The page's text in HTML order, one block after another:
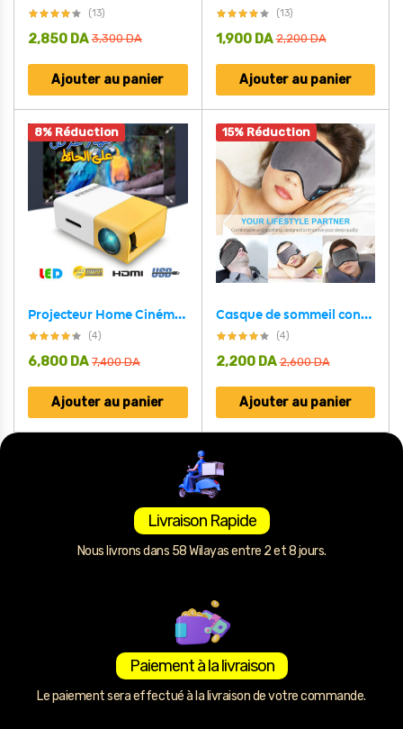
(13)
3,300DA
2,850 DA
Ajouter au panier
(13)
2,200DA
1,900 DA
Ajouter au panier
8% Réduction
Projecteur Home Cinéma Multimédia 1080P Borrego YG300 FULL HD
(4)
7,400DA
6,800 DA
Ajouter au panier
15% Réduction
Casque de sommeil confortable sans fil Bluetooth 5.0
(4)
2,600DA
2,200 DA
Ajouter au panier
Livraison Rapide
Nous livrons dans 58 Wilayas entre 2 et 8 jours.
Paiement à la livraison
Le paiement sera effectué à la livraison de votre commande.